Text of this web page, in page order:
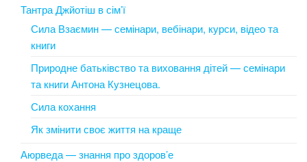
Тантра Джйотіш в сім’ї
Сила Взаємин — семінари, вебінари, курси, відео та
книги
Природне батьківство та виховання дітей — семінари
та книги Антона Кузнецова.
Сила кохання
Як змінити своє життя на краще
Аюрведа — знання про здоров’е